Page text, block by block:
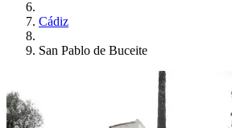
Cádiz
San Pablo de Buceite